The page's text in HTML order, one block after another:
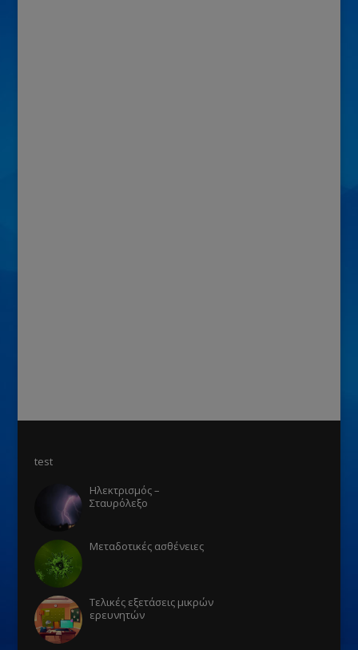
test
Ηλεκτρισμός –
Σταυρόλεξο
Μεταδοτικές ασθένειες
Τελικές εξετάσεις μικρών
ερευνητών